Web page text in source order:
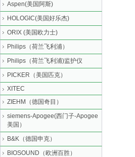
Aspen(美国阿斯)
HOLOGIC(美国好乐杰)
ORIX (美国欧力士)
Philips（荷兰飞利浦）
Philips（荷兰飞利浦)监护仪
PICKER（美国匹克）
XITEC
ZIEHM（德国奇目）
siemens-Apogee(西门子-Apogee
美国）
B&K（德国申克）
BIOSOUND（欧洲百胜）